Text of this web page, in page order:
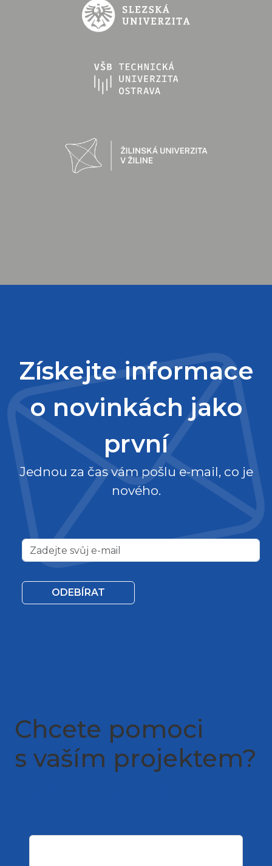
Získejte informace
o novinkách jako
první
Jednou za čas vám pošlu e-mail, co je
nového.
ODEBÍRAT
Chcete pomoci
s vaším projektem?